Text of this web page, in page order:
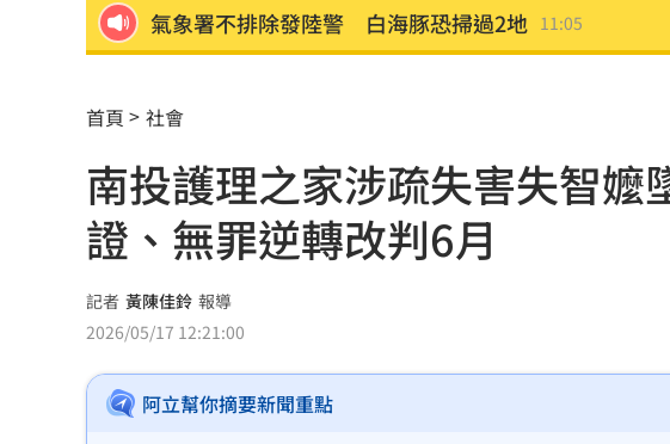
氣象署不排除發陸警 白海豚恐掃過2地 11:05
記憶體二哥重挫近5%！這4檔逆勢上漲
轟藍營5人造謠政客 林楚茵：出來道歉！ 11:02
父異母兄弟鬧翻…踢出戶籍害他沒報到教召
獨／嘉盈嚮往台灣應援文化 香港跨海追夢
全聯中元節最強折扣來了！萬家福買1送1
aespa攻蛋推城市行銷 台北6大活動曝光
首頁 社會
南投護理之家涉疏失害失智
證、無罪逆轉改判6月
記者 黃陳佳鈴 報導
2026/05/17 12:21:00
阿立幫你摘要新聞重點